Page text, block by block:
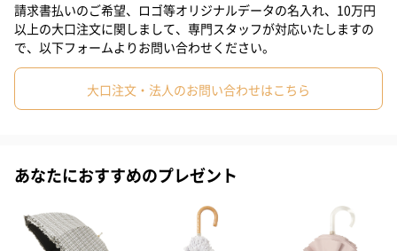
#姪 #娘 #姉 #妹 #彼女 #同僚女性 #上司女性
#祖母 #母親 #妻 #女性 #女友達
#20代後半 #30代 #40代 #50代
請求書払いのご希望、ロゴ等オリジナルデータの名入れ、10万円
以上の大口注文に関しまして、専門スタッフが対応いたしますの
で、以下フォームよりお問い合わせください。
大口注文・法人のお問い合わせはこちら
あなたにおすすめのプレゼント